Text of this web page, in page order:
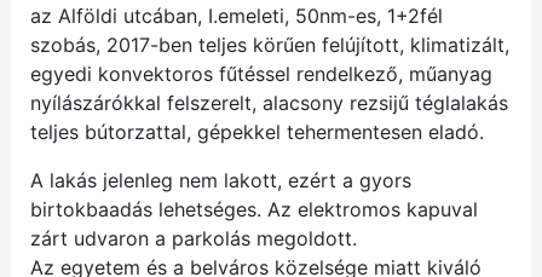
az Alföldi utcában, I.emeleti, 50nm-es, 1+2fél
szobás, 2017-ben teljes körűen felújított, klimatizált,
egyedi konvektoros fűtéssel rendelkező, műanyag
nyílászárókkal felszerelt, alacsony rezsijű téglalakás
teljes bútorzattal, gépekkel tehermentesen eladó.
A lakás jelenleg nem lakott, ezért a gyors
birtokbaadás lehetséges. Az elektromos kapuval
zárt udvaron a parkolás megoldott.
Az egyetem és a belváros közelsége miatt kiváló